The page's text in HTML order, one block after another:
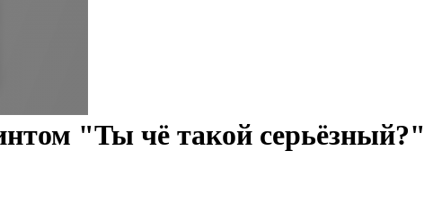
"Ты чё такой серьёзный?"